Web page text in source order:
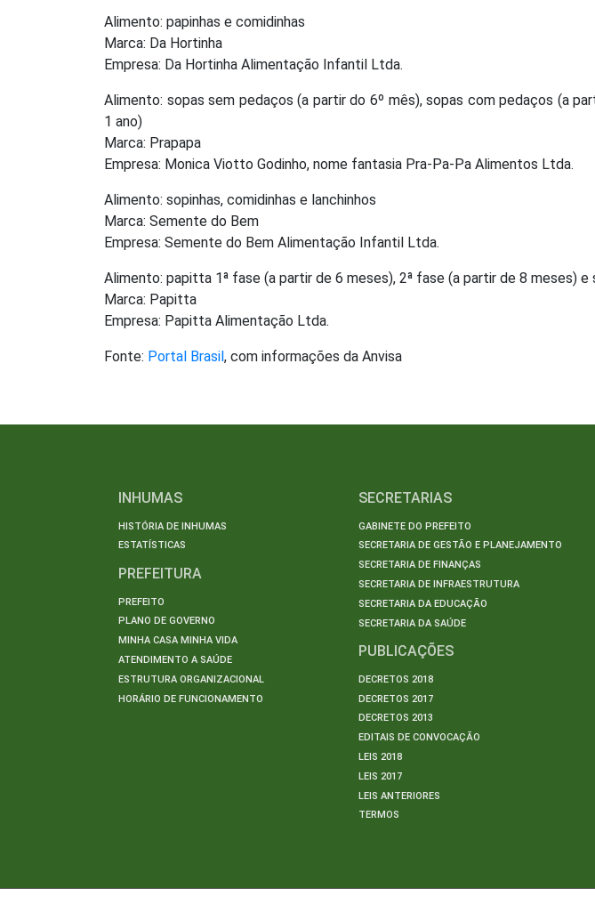
Alimento: papinhas e comidinhas
Marca: Da Hortinha
Empresa: Da Hortinha Alimentação Infantil Ltda.
Alimento: sopas sem pedaços (a partir do 6º mês), sopas com pedaços (a
1 ano)
Marca: Prapapa
Empresa: Monica Viotto Godinho, nome fantasia Pra-Pa-Pa Alimentos Ltda.
Alimento: sopinhas, comidinhas e lanchinhos
Marca: Semente do Bem
Empresa: Semente do Bem Alimentação Infantil Ltda.
Alimento: papitta 1ª fase (a partir de 6 meses), 2ª fase (a partir de 8 meses)
Marca: Papitta
Empresa: Papitta Alimentação Ltda.
Fonte: Portal Brasil , com informações da Anvisa
INHUMAS
HISTÓRIA DE INHUMAS
ESTATÍSTICAS
PREFEITURA
PREFEITO
PLANO DE GOVERNO
MINHA CASA MINHA VIDA
ATENDIMENTO A SAÚDE
ESTRUTURA ORGANIZACIONAL
HORÁRIO DE FUNCIONAMENTO
SECRETARIAS
GABINETE DO PREFEITO
SECRETARIA DE GESTÃO E PLANEJAMENTO
SECRETARIA DE FINANÇAS
SECRETARIA DE INFRAESTRUTURA
SECRETARIA DA EDUCAÇÃO
SECRETARIA DA SAÚDE
PUBLICAÇÕES
DECRETOS 2018
DECRETOS 2017
DECRETOS 2013
EDITAIS DE CONVOCAÇÃO
LEIS 2018
LEIS 2017
LEIS ANTERIORES
TERMOS